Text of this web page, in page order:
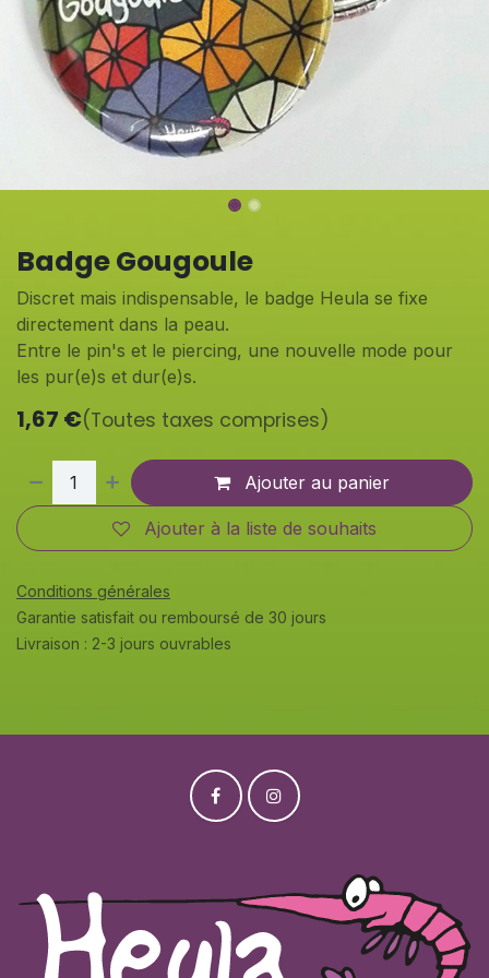
Badge Gougoule
Discret mais indispensable, le badge Heula se fixe
directement dans la peau.
Entre le pin's et le piercing, une nouvelle mode pour
les pur(e)s et dur(e)s.
1,67 €(Toutes taxes comprises)
Ajouter au panier
Ajouter à la liste de souhaits
Conditions générales
Garantie satisfait ou remboursé de 30 jours
Livraison : 2-3 jours ouvrables